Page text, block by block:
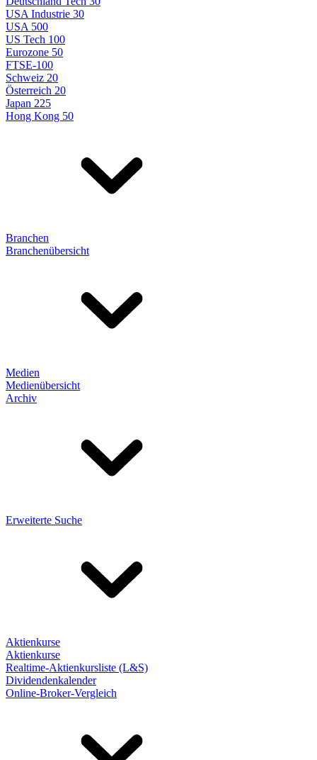
USA Industrie 30
USA 500
US Tech 100
Eurozone 50
FTSE-100
Schweiz 20
Österreich 20
Japan 225
Hong Kong 50
Branchen
Branchenübersicht
Medien
Medienübersicht
Archiv
Erweiterte Suche
Aktienkurse
Aktienkurse
Realtime-Aktienkursliste (L&S)
Dividendenkalender
Online-Broker-Vergleich